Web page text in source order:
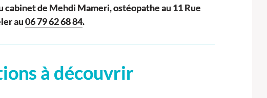
cabinet de Mehdi Mameri, ostéopathe au 11 Rue
au06 79 62 68 84.
à découvrir